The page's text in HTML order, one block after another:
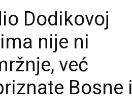
Dodikovoj
nije ni
već
Bosne i